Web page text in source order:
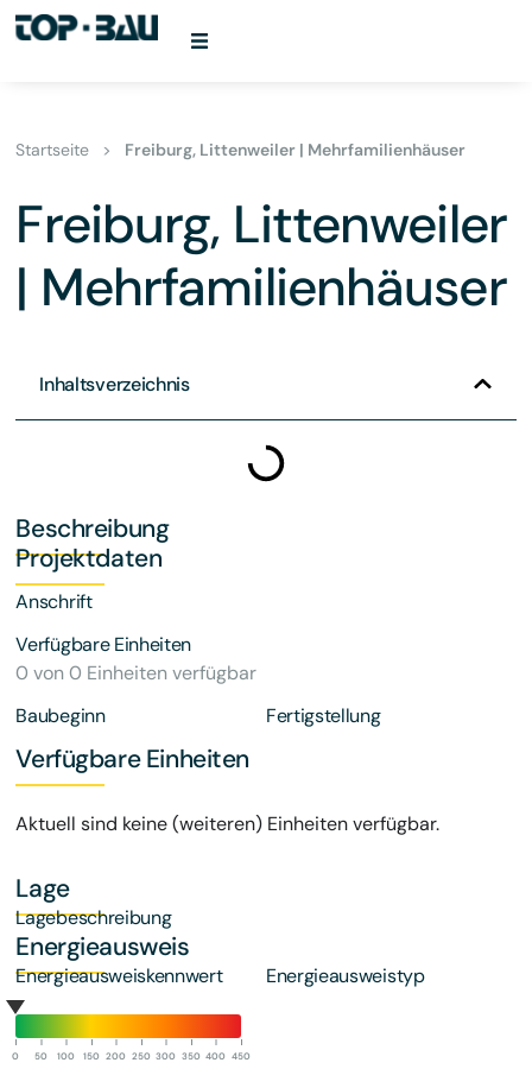
Startseite > Freiburg, Littenweiler | Mehrfamilienhäuser
Freiburg, Littenweiler
| Mehrfamilienhäuser
Inhaltsverzeichnis
Beschreibung
Projektdaten
Anschrift
Baubeginn Fertigstellung
Verfügbare Einheiten
0 von 0 Einheiten verfügbar
Verfügbare Einheiten
Aktuell sind keine (weiteren) Einheiten verfügbar.
Lage
Lagebeschreibung
Energieausweis
Energieausweiskennwert
0 50 100 150 200 250 300 350 400 450
Energieausweistyp